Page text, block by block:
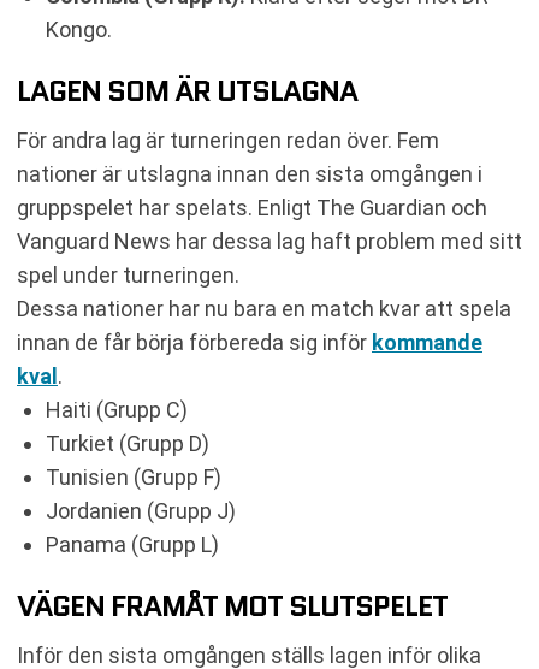
Kongo.
LAGEN SOM ÄR UTSLAGNA
För andra lag är turneringen redan över. Fem
nationer är utslagna innan den sista omgången i
gruppspelet har spelats. Enligt The Guardian och
Vanguard News har dessa lag haft problem med sitt
spel under turneringen.
Dessa nationer har nu bara en match kvar att spela
innan de får börja förbereda sig inför kommande
kval .
Haiti (Grupp C)
Turkiet (Grupp D)
Tunisien (Grupp F)
Jordanien (Grupp J)
Panama (Grupp L)
VÄGEN FRAMÅT MOT SLUTSPELET
Inför den sista omgången ställs lagen inför olika